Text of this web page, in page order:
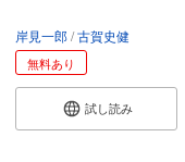
岸見一郎 古賀史健
無料あり
試し読み